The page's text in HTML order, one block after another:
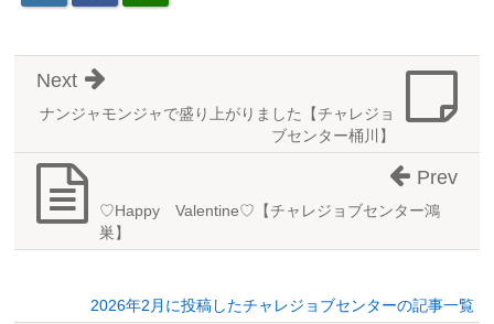
ナンジャモンジャで盛り上がりました【チャレジョ
ブセンター桶川】
Next
♡Happy Valentine♡【チャレジョブセンター鴻
巣】
Prev
2026年2月に投稿したチャレジョブセンターの記事一覧